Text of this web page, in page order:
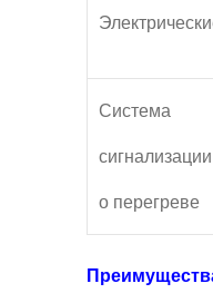
Система
сигнализации
о перегреве